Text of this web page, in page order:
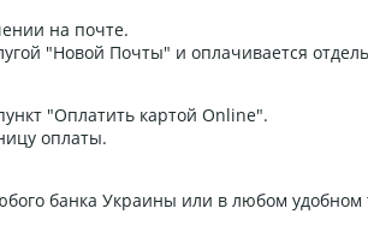
на почте.
"Новой Почты" и оплачивается
"Оплатить картой Online".
оплаты.
банка Украины или в любом